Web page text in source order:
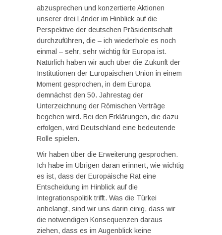
abzusprechen und konzertierte Aktionen
unserer drei Länder im Hinblick auf die
Perspektive der deutschen Präsidentschaft
durchzuführen, die – ich wiederhole es noch
einmal – sehr, sehr wichtig für Europa ist.
Natürlich haben wir auch über die Zukunft der
Institutionen der Europäischen Union in einem
Moment gesprochen, in dem Europa
demnächst den 50. Jahrestag der
Unterzeichnung der Römischen Verträge
begehen wird. Bei den Erklärungen, die dazu
erfolgen, wird Deutschland eine bedeutende
Rolle spielen.
Wir haben über die Erweiterung gesprochen.
Ich habe im Übrigen daran erinnert, wie wichtig
es ist, dass der Europäische Rat eine
Entscheidung im Hinblick auf die
Integrationspolitik trifft. Was die Türkei
anbelangt, sind wir uns darin einig, dass wir
die notwendigen Konsequenzen daraus
ziehen, dass es im Augenblick keine